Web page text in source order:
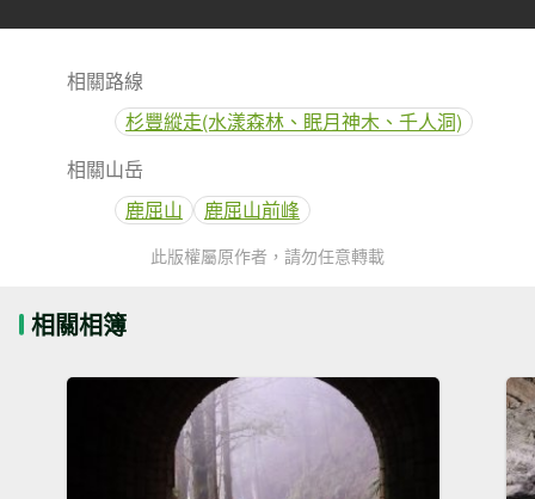
相關路線
杉豐縱走(水漾森林、眠月神木、千人洞)
相關山岳
鹿屈山
鹿屈山前峰
此版權屬原作者，請勿任意轉載
相關相簿